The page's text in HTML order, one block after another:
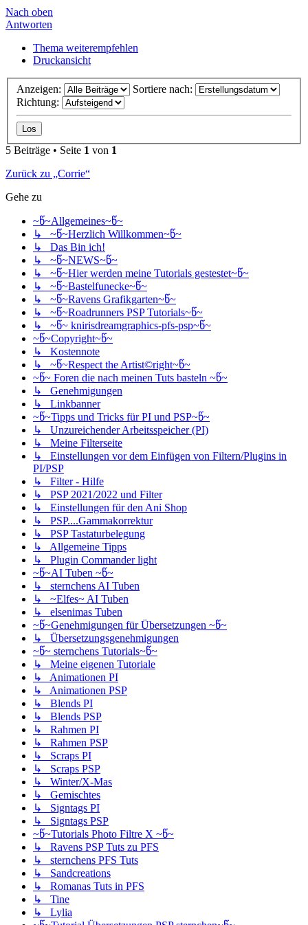
Nach oben
Antworten
Thema weiterempfehlen
Druckansicht
Anzeigen:
Sortiere nach:
Richtung:
5 Beiträge • Seite 1 von 1
Zurück zu „Corrie“
Gehe zu
~წ~Allgemeines~წ~
↳ ~წ~Herzlich Willkommen~წ~
↳ Das Bin ich!
↳ ~წ~NEWS~წ~
↳ ~წ~Hier werden meine Tutorials gestestet~წ~
↳ ~წ~Bastelfunecke~წ~
↳ ~წ~Ravens Grafikgarten~წ~
↳ ~წ~Roadrunners PSP Tutorials~წ~
↳ ~წ~ knirisdreamgraphics-pfs-psp~წ~
~წ~Copyright~წ~
↳ Kostennote
↳ ~წ~Respect the Artist©right~წ~
~წ~ Foren die nach meinen Tuts basteln ~წ~
↳ Genehmigungen
↳ Linkbanner
~წ~Tipps und Tricks für PI und PSP~წ~
↳ Unzureichender Arbeitsspeicher (PI)
↳ Meine Filterseite
↳ Einstellungen vor dem Einfügen von Filtern/Plugins in
PI/PSP
↳ Filter - Hilfe
↳ PSP 2021/2022 und Filter
↳ Einstellungen für den Ani Shop
↳ PSP....Gammakorrektur
↳ PSP Tastaturbelegung
↳ Allgemeine Tipps
↳ Plugin Commander light
~წ~AI Tuben ~წ~
↳ sternchens AI Tuben
↳ ~Elfes~ AI Tuben
↳ elsenimas Tuben
~წ~Genehmigungen für Übersetzungen ~წ~
↳ Übersetzungsgenehmigungen
~წ~ sternchens Tutorials~წ~
↳ Meine eigenen Tutoriale
↳ Animationen PI
↳ Animationen PSP
↳ Blends PI
↳ Blends PSP
↳ Rahmen PI
↳ Rahmen PSP
↳ Scraps PI
↳ Scraps PSP
↳ Winter/X-Mas
↳ Gemischtes
↳ Signtags PI
↳ Signtags PSP
~წ~Tutorials Photo Filtre X ~წ~
↳ Ravens PSP Tuts zu PFS
↳ sternchens PFS Tuts
↳ Sandcreations
↳ Romanas Tuts in PFS
↳ Tine
↳ Lylia